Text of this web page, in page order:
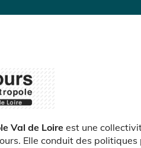
Val de Loire est une
Elle conduit des